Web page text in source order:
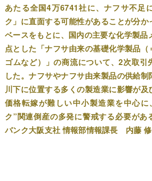
あたる全国4万6741社に、ナフサ不足
ク」に直面する可能性があることが分か
ベースをもとに、国内の主要な化学製品
点とした「ナフサ由来の基礎化学製品
ゴムなど）」の商流について、2次取引
した。ナフサやナフサ由来製品の供給制
川下に位置する多くの製造業に影響が
価格転嫁が難しい中小製造業を中心に
ク”関連倒産の多発に警戒する必要があ
バンク大阪支社 情報部情報課長 内藤 修